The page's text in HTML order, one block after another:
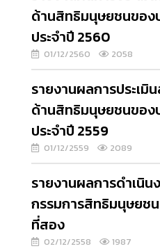
ด้านสิทธิมนุษยชนของ
ประจำปี 2560
01/12/2560 2058
รายงานผลการประเ
ด้านสิทธิมนุษยชนของ
ประจำปี 2559
01/12/2559 2089
รายงานผลการดำเนิ
กรรมการสิทธิมนุษยช
ที่สอง
02/12/2558 1987